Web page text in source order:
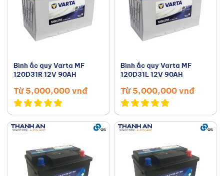
Bình ắc quy Varta MF
120D31R 12V 90AH
Từ 5,000,000 vnđ
Bình ắc quy Varta MF
120D31L 12V 90AH
Từ 5,000,000 vnđ